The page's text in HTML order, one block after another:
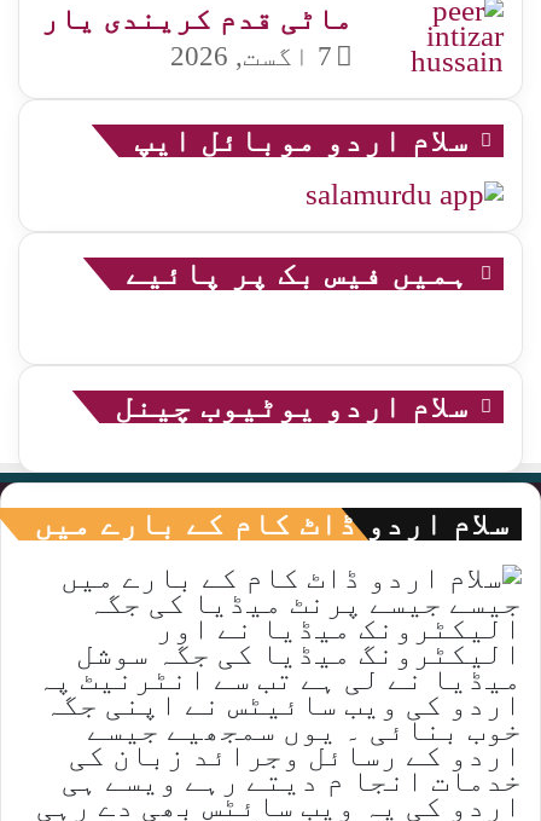
ماٹی قدم کریندی یار
7 اگست, 2026
سلام اردو موبائل ایپ
ہمیں فیس بک پر پائیے
سلام اردو یوٹیوب چینل
سلام اردو ڈاٹ کام کے بارے میں
جیسے جیسے پرنٹ میڈیا کی جگہ
الیکٹرونک میڈیا نے اور
الیکٹرونگ میڈیا کی جگہ سوشل
میڈیا نے لی ہے تب سے انٹرنیٹ پہ
اردو کی ویب سائیٹس نے اپنی جگہ
خوب بنائی ۔ یوں سمجھیے جیسے
اردو کے رسائل وجرائد زبان کی
خدمات انجا م دیتے رہے ویسے ہی
اردو کی یہ ویب سائٹس بھی دے رہی